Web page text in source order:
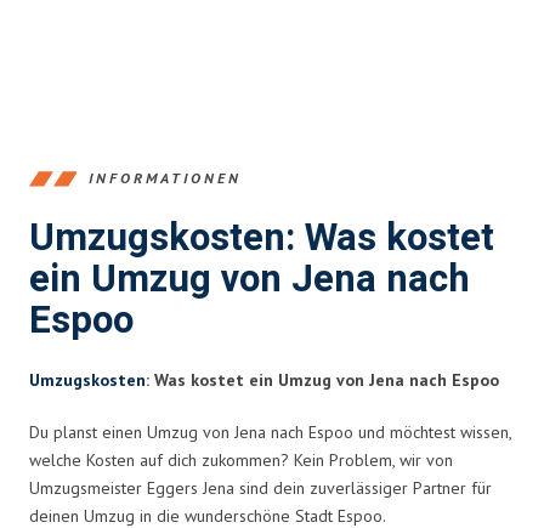
INFORMATIONEN
Umzugskosten: Was kostet
ein Umzug von Jena nach
Espoo
Umzugskosten: Was kostet ein Umzug von Jena nach Espoo
Du planst einen Umzug von Jena nach Espoo und möchtest wissen,
welche Kosten auf dich zukommen? Kein Problem, wir von
Umzugsmeister Eggers Jena sind dein zuverlässiger Partner für
deinen Umzug in die wunderschöne Stadt Espoo.